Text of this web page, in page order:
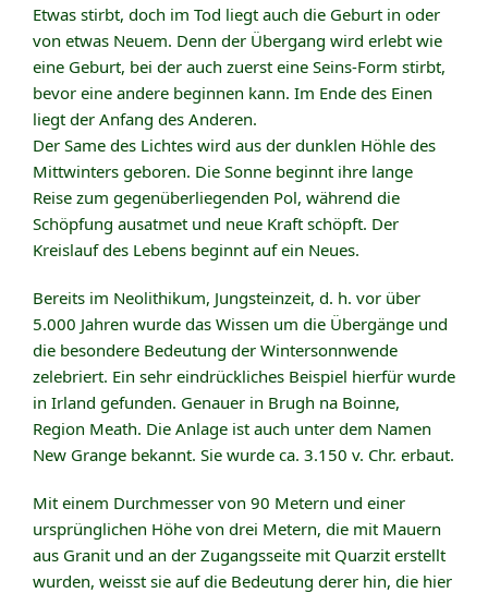
Etwas stirbt, doch im Tod liegt auch die Geburt in oder
von etwas Neuem. Denn der Übergang wird erlebt wie
eine Geburt, bei der auch zuerst eine Seins-Form stirbt,
bevor eine andere beginnen kann. Im Ende des Einen
liegt der Anfang des Anderen.
Der Same des Lichtes wird aus der dunklen Höhle des
Mittwinters geboren. Die Sonne beginnt ihre lange
Reise zum gegenüberliegenden Pol, während die
Schöpfung ausatmet und neue Kraft schöpft. Der
Kreislauf des Lebens beginnt auf ein Neues.
Bereits im Neolithikum, Jungsteinzeit, d. h. vor über
5.000 Jahren wurde das Wissen um die Übergänge und
die besondere Bedeutung der Wintersonnwende
zelebriert. Ein sehr eindrückliches Beispiel hierfür wurde
in Irland gefunden. Genauer in Brugh na Boinne,
Region Meath. Die Anlage ist auch unter dem Namen
New Grange bekannt. Sie wurde ca. 3.150 v. Chr. erbaut.
Mit einem Durchmesser von 90 Metern und einer
ursprünglichen Höhe von drei Metern, die mit Mauern
aus Granit und an der Zugangsseite mit Quarzit erstellt
wurden, weisst sie auf die Bedeutung derer hin, die hier